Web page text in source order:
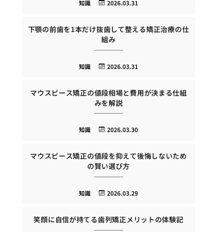
2026.03.31
知識
下顎の前歯を1本だけ抜歯して整える矯正治療の仕
組み
2026.03.31
知識
マウスピース矯正の値段相場と費用が決まる仕組
みを解説
2026.03.30
知識
マウスピース矯正の値段を抑えて後悔しないため
の賢い選び方
2026.03.29
知識
笑顔に自信が持てる歯列矯正メリットの体験記